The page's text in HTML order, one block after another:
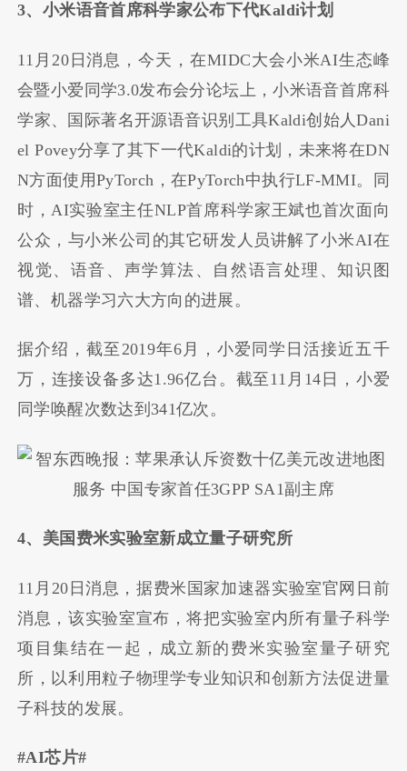
3、小米语音首席科学家公布下代Kaldi计划
11月20日消息，今天，在MIDC大会小米AI生态峰
会暨小爱同学3.0发布会分论坛上，小米语音首席科
学家、国际著名开源语音识别工具Kaldi创始人Dani
el Povey分享了其下一代Kaldi的计划，未来将在DN
N方面使用PyTorch，在PyTorch中执行LF-MMI。同
时，AI实验室主任NLP首席科学家王斌也首次面向
公众，与小米公司的其它研发人员讲解了小米AI在
视觉、语音、声学算法、自然语言处理、知识图
谱、机器学习六大方向的进展。
据介绍，截至2019年6月，小爱同学日活接近五千
万，连接设备多达1.96亿台。截至11月14日，小爱
同学唤醒次数达到341亿次。
4、美国费米实验室新成立量子研究所
11月20日消息，据费米国家加速器实验室官网日前
消息，该实验室宣布，将把实验室内所有量子科学
项目集结在一起，成立新的费米实验室量子研究
所，以利用粒子物理学专业知识和创新方法促进量
子科技的发展。
#AI芯片#